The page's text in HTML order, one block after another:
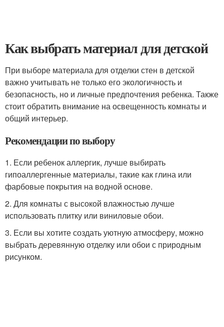
Как выбрать материал для детской
При выборе материала для отделки стен в детской
важно учитывать не только его экологичность и
безопасность, но и личные предпочтения ребенка. Также
стоит обратить внимание на освещенность комнаты и
общий интерьер.
Рекомендации по выбору
1. Если ребенок аллергик, лучше выбирать
гипоаллергенные материалы, такие как глина или
фарбовые покрытия на водной основе.
2. Для комнаты с высокой влажностью лучше
использовать плитку или виниловые обои.
3. Если вы хотите создать уютную атмосферу, можно
выбрать деревянную отделку или обои с природным
рисунком.